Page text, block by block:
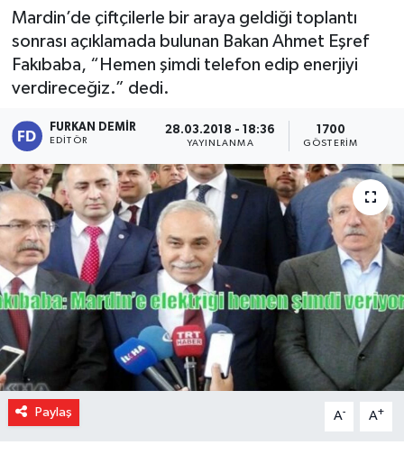
Mardin’de çiftçilerle bir araya geldiği toplantı
sonrası açıklamada bulunan Bakan Ahmet Eşref
Fakıbaba, “Hemen şimdi telefon edip enerjiyi
verdireceğiz.” dedi.
FURKAN DEMIR
EDITÖR
28.03.2018 - 18:36
YAYINLANMA
1700
GÖSTERIM
Paylaş A- A+
Süper Lig Puan Durumu ve Fikstür
Tüm Manşetler
Son Dakika Haberleri
Haber Arşivi